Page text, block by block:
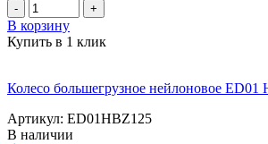
- +
В корзину
Купить в 1 клик
Колесо большегрузное нейлоновое ED01
Артикул: ED01HBZ125
В наличии